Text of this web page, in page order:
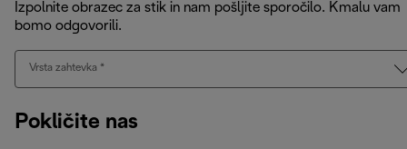
Izpolnite obrazec za stik in nam pošljite sporočilo. Kmalu vam
bomo odgovorili.
Vrsta zahtevka *
Pokličite nas